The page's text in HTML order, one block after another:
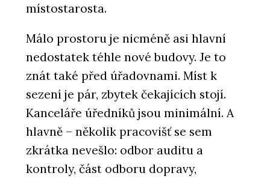
místostarosta.
Málo prostoru je nicméně asi hlavní
nedostatek téhle nové budovy. Je to
znát také před úřadovnami. Míst k
sezení je pár, zbytek čekajících stojí.
Kanceláře úředníků jsou minimální. A
hlavně – několik pracovišť se sem
zkrátka nevešlo: odbor auditu a
kontroly, část odboru dopravy,